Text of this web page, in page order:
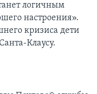
логичным
настроения».
кризиса дети
Клаусу.